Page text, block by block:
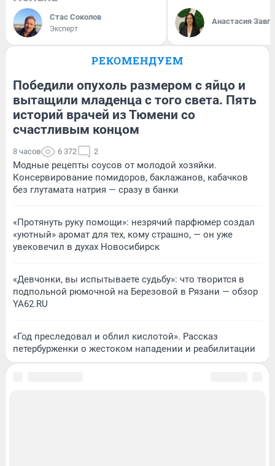
Стас Соколов
Эксперт
Анастасия
РЕКОМЕНДУЕМ
Победили опухоль размером с яйцо и
вытащили младенца с того света. Пять
историй врачей из Тюмени со
счастливым концом
8 часов 6 372 2
Модные рецепты соусов от молодой хозяйки.
Консервирование помидоров, баклажанов, кабачков
без глутамата натрия — сразу в банки
«Протянуть руку помощи»: незрячий парфюмер создал
«уютный» аромат для тех, кому страшно, — он уже
увековечил в духах Новосибирск
«Девчонки, вы испытываете судьбу»: что творится в
подпольной рюмочной на Березовой в Рязани — обзор
YA62.RU
«Год преследовал и облил кислотой». Рассказ
петербурженки о жестоком нападении и реабилитации